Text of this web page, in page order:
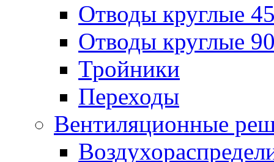
Отводы круглые
Отводы круглые
Тройники
Переходы
Вентиляционные